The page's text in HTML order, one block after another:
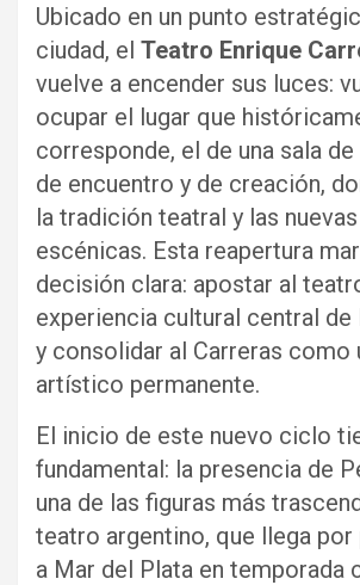
Ubicado en un punto
ciudad, el Teatro Enrique
vuelve a encender sus luces:
ocupar el lugar que
corresponde, el de una sala
de encuentro y de creación,
la tradición teatral y las
escénicas. Esta reapertura
decisión clara: apostar al
experiencia cultural central de
y consolidar al Carreras como
artístico permanente.
El inicio de este nuevo ciclo
fundamental: la presencia de
una de las figuras más
teatro argentino, que llega
a Mar del Plata en temporada